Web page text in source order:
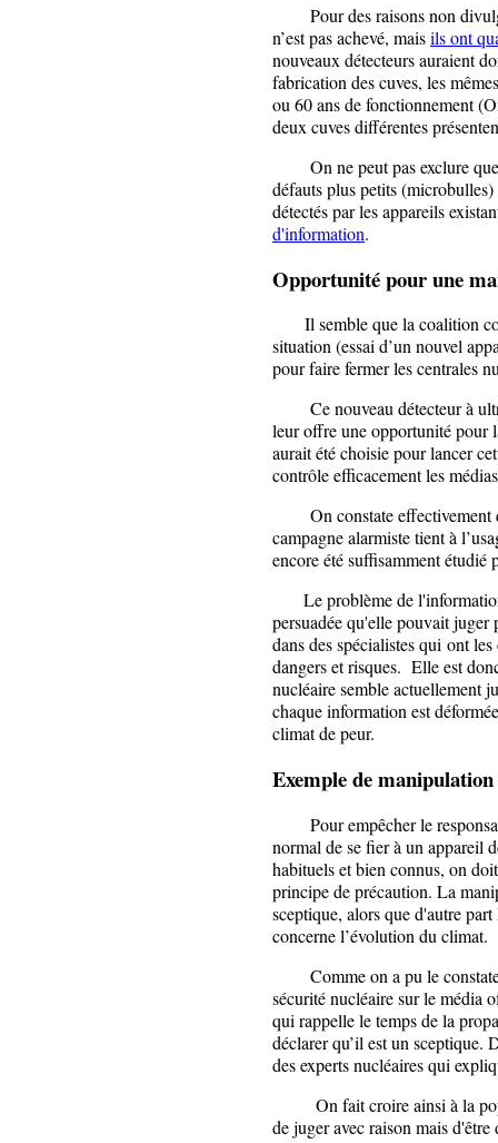
Pour des raisons non
n’est pas achevé, maisils ont
nouveaux détecteurs auraient
fabrication des cuves, les
ou 60 ans de fonctionnement
deux cuves différentes
On ne peut pas exclure que
défauts plus petits
détectés par les appareils
d'information.
Opportunité pour une
Il semble que la coalition
situation (essai d’un nouvel
pour faire fermer les centrales
Ce nouveau détecteur à
leur offre une opportunité pour
aurait été choisie pour lancer
contrôle efficacement les
On constate effectivement
campagne alarmiste tient à
encore été suffisamment étudié
Le problème de
persuadée qu'elle pouvait juger
dans des spécialistes qui ont
dangers et risques. Elle est
nucléaire semble actuellement
chaque information est
climat de peur.
Exemple de manipulation
Pour empêcher le
normal de se fier à un appareil
habituels et bien connus, on
principe de précaution. La
sceptique, alors que d'autre
concerne l’évolution du climat.
Comme on a pu le
sécurité nucléaire sur le média
qui rappelle le temps de la
déclarer qu’il est un sceptique.
des experts nucléaires qui
On fait croire ainsi à la
de juger avec raison mais d'être